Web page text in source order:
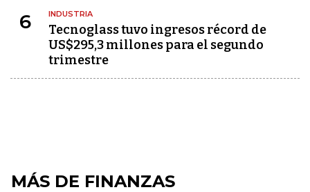
6 INDUSTRIA
Tecnoglass tuvo ingresos récord de
US$295,3 millones para el segundo
trimestre
MÁS DE FINANZAS